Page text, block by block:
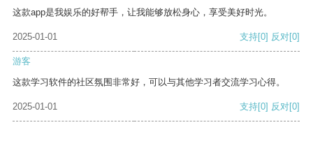
这款app是我娱乐的好帮手，让我能够放松身心，享受美好时光。
2025-01-01 支持[0] 反对[0]
游客
这款学习软件的社区氛围非常好，可以与其他学习者交流学习心得。
2025-01-01 支持[0] 反对[0]